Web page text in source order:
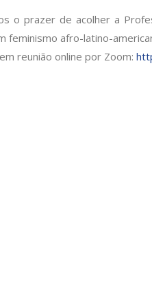
o prazer de acolher a
feminismo afro-latino-
reunião online por Zoom: